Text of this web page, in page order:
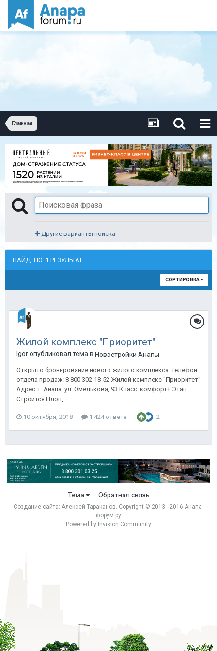
Главная
Другие варианты поиска
НАЙДЕНО: 1 РЕЗУЛЬТАТ
СОРТИРОВКА
Жилой комплекс "Приоритет"
Igor опубликовал тема в Новостройки Анапы
Открыто бронирование нового жилого комплекса: телефон
отдела продаж: 8 800 302-18-52 Жилой комплекс "Приоритет"
Адрес: г. Анапа, ул. Омелькова, 93 Класс: комфорт+ Этап:
Строится Площ...
10 октября, 2018 1 424 ответа 2
Тема Обратная связь
Создание сайта: Алексей Тараканов. Copyright © 2013 - 2016 Анапа-
форум.ру
Powered by Invision Community